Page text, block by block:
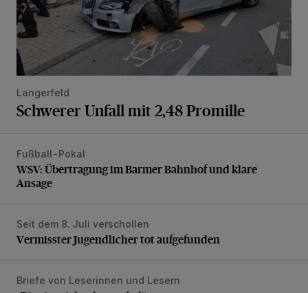
Langerfeld
Schwerer Unfall mit 2,48 Promille
WSV: Übertragung im Barmer Bahnhof und klare Ansage
Fußball-Pokal
WSV: Übertragung im Barmer Bahnhof und klare
Ansage
Vermisster Jugendlicher tot aufgefunden
Seit dem 8. Juli verschollen
Vermisster Jugendlicher tot aufgefunden
„Dies ist nicht akzeptabel“
Briefe von Leserinnen und Lesern